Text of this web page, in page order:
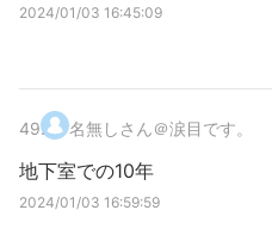
2024/01/03 16:45:09
49. 名無しさん＠涙目です。
地下室での10年
2024/01/03 16:59:59